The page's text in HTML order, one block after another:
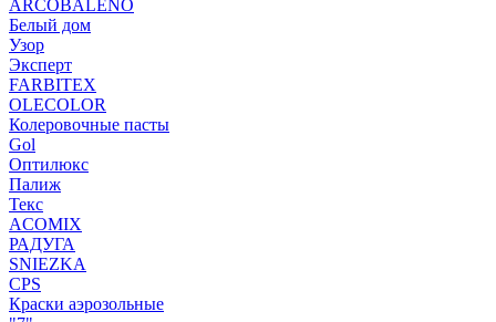
ARCOBALENO
Белый дом
Узор
Эксперт
FARBITEX
OLECOLOR
Колеровочные пасты
Gol
Оптилюкс
Палиж
Текс
ACOMIX
РАДУГА
SNIEZKA
CPS
Краски аэрозольные